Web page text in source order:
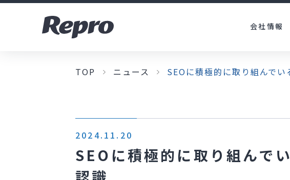
会社情報
TOP ニュース SEOに積極的に取り組んで
2024.11.20
SEOに積極的に取り組んで